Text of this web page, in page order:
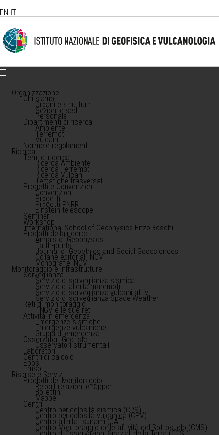
EN IT
Organizzazione
Chi siamo
Organi e strutture
Sezioni e sedi
Personale
Dipartimenti di ricerca
Ambiente
Terremoti
Vulcani
Norme e regolamenti
Ricerca
Temi di ricerca
Ricerca Ambiente
Ricerca Terremoti
Ricerca Vulcani
Tematiche trasversali
Progetti e Convenzioni
Convenzioni
Progetti
Progetti PNRR
Einstein telescope
Seminari
Workshop
International School of Geophysics Enzo Boschi
Prodotti della ricerca
Annals of Geophysics
Earth-prints
Journal of Geoethics and Social Geosciences
Collane editoriali INGV
Monografie INGV
Monitoraggio e infrastrutture
Sorveglianza
Servizio di sorveglianza sismica
Servizio di allerta maremoti
Servizio di sorveglianza vulcani attivi
Servizio di sorveglianza Space Weather
Reti di monitoraggio
l'INGV e le sue reti
Attività in emergenza
Emergenze sismiche
Emergenze vulcaniche
Gruppi di emergenza
Osservatori Geofisici
Osservatori strumentali
Laboratori
Centri di calcolo
Epos
Emso
Risorse e Servizi
Prodotti del Monitoraggio
Report relazioni e rapporti
Bollettini
Mappe
Centri
Centro pericolosità sismica (CPS)
Centro pericolosità vulcanica (CPV)
Centro allerta tsunami (CAT)
Centro Monitoraggio delle attività del Sottosuolo (CMS)
Centro di Osservazioni Spaziali della Terra (COS )